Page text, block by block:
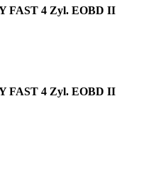
FAST 4 Zyl. EOBD II
FAST 4 Zyl. EOBD II